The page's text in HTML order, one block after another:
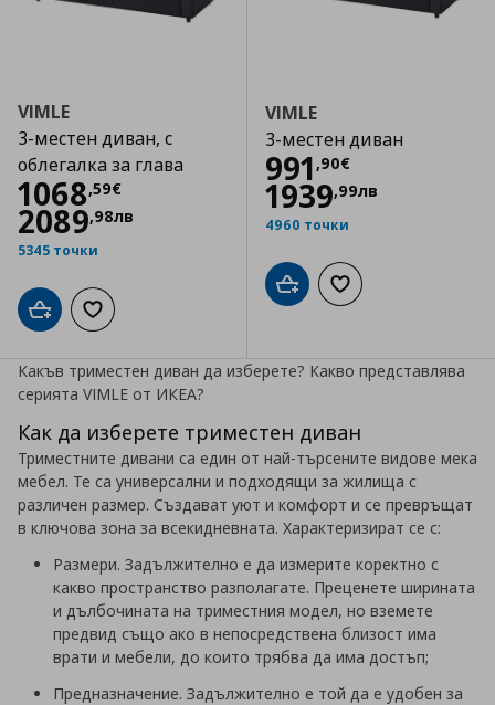
VIMLE
3-местен диван, с
облегалка за глава
1068,59€
Цена1068,59 €
2089,98лв
5345 точки
Добави в кошницата
Добави към списъка с любими
VIMLE
3-местен диван
991 ,90€
Цена
1939,99лв
4960 точки
Добави в кошницата
Добави към
Какъв триместен диван да изберете? Какво представлява
серията VIMLE от ИКЕА?
Как да изберете триместен диван
Триместните дивани са един от най-търсените видове мека
мебел. Те са универсални и подходящи за жилища с
различен размер. Създават уют и комфорт и се превръщат
в ключова зона за всекидневната. Характеризират се с:
Размери. Задължително е да измерите коректно с
какво пространство разполагате. Преценете ширината
и дълбочината на триместния модел, но вземете
предвид също ако в непосредствена близост има
врати и мебели, до които трябва да има достъп;
Предназначение. Задължително е той да е удобен за